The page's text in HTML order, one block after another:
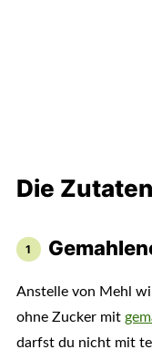
Die Zutaten
Anstelle von Mehl
ohne Zucker mit
darfst du nicht mit